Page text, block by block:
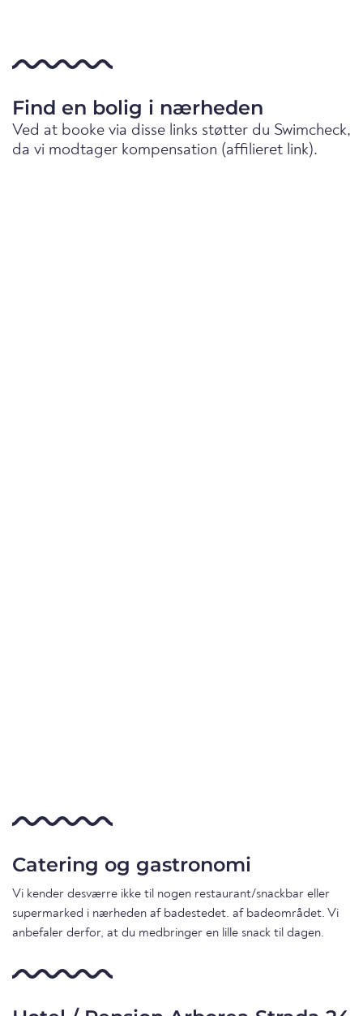
Find en bolig i nærheden
Ved at booke via disse links støtter du Swimcheck,
da vi modtager kompensation (affilieret link).
Catering og gastronomi
Vi kender desværre ikke til nogen restaurant/snackbar eller
supermarked i nærheden af badestedet. af badeområdet. Vi
anbefaler derfor, at du medbringer en lille snack til dagen.